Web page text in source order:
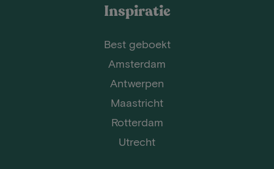
Inspiratie
Best geboekt
Amsterdam
Antwerpen
Maastricht
Rotterdam
Utrecht